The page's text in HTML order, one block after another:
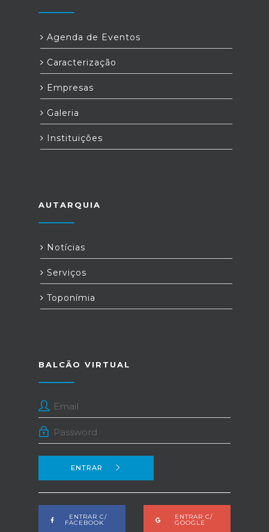
Agenda de Eventos
Caracterização
Empresas
Galeria
Instituições
AUTARQUIA
Notícias
Serviços
Toponímia
BALCÃO VIRTUAL
ENTRAR
ENTRAR C/
FACEBOOK
ENTRAR C/
GOOGLE